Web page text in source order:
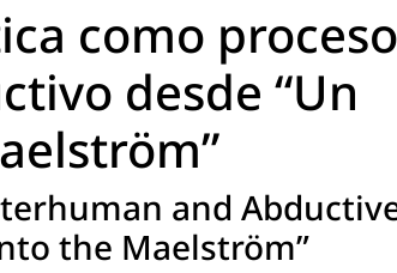
como proceso
desde “Un
and
the Maelström”